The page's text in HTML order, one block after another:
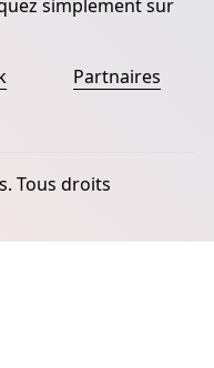
simplement sur
Partnaires
Tous droits